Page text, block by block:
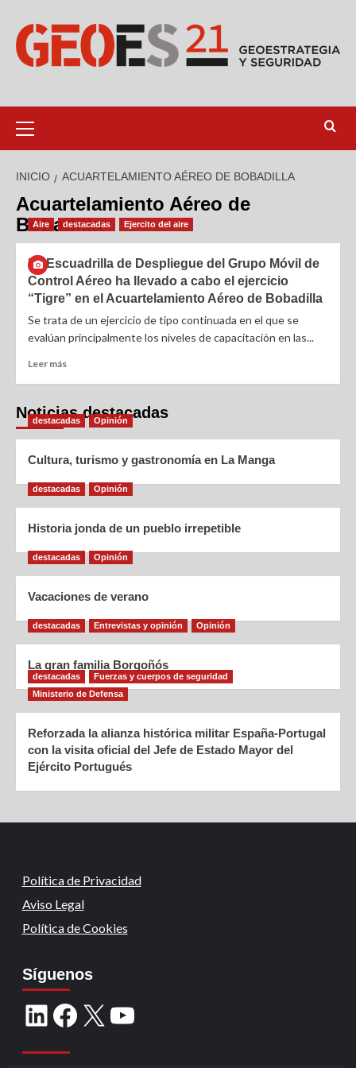
INICIO ACUARTELAMIENTO AÉREO DE BOBADILLA
Acuartelamiento Aéreo de
Bobadilla
Aire destacadas Ejercito del aire
La Escuadrilla de Despliegue del Grupo Móvil de
Control Aéreo ha llevado a cabo el ejercicio
“Tigre” en el Acuartelamiento Aéreo de Bobadilla
Se trata de un ejercicio de tipo continuada en el que se
evalúan principalmente los niveles de capacitación en las...
Leer más
Noticias destacadas
destacadas Opinión
Cultura, turismo y gastronomía en La Manga
destacadas Opinión
Historia jonda de un pueblo irrepetible
destacadas Opinión
Vacaciones de verano
destacadas Entrevistas y opinión Opinión
La gran familia Borgoñós
destacadas
Fuerzas y cuerpos de seguridad
Ministerio de Defensa
Reforzada la alianza histórica militar España-Portugal
con la visita oficial del Jefe de Estado Mayor del
Ejército Portugués
Política de Privacidad
Aviso Legal
Política de Cookies
Síguenos